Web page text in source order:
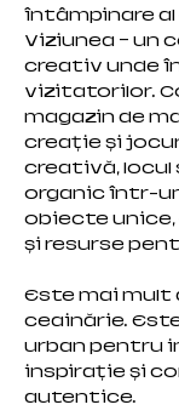
întâmpinare
Viziunea — un
creativ unde
vizitatorilor.
magazin de
creație și
creativă,
organic într-
obiecte unice,
și resurse
Este mai mult
ceainărie.
urban pentru
inspirație și
autentice.